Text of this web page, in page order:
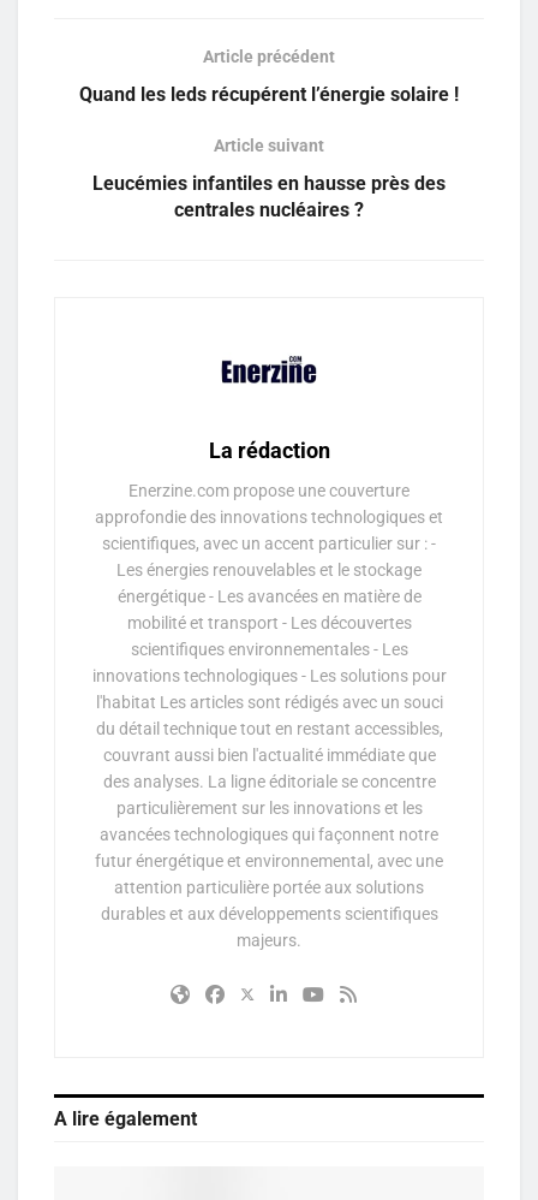
Article précédent
Quand les leds récupérent l’énergie solaire !
Article suivant
Leucémies infantiles en hausse près des
centrales nucléaires ?
La rédaction
Enerzine.com propose une couverture
approfondie des innovations technologiques et
scientifiques, avec un accent particulier sur : -
Les énergies renouvelables et le stockage
énergétique - Les avancées en matière de
mobilité et transport - Les découvertes
scientifiques environnementales - Les
innovations technologiques - Les solutions pour
l'habitat Les articles sont rédigés avec un souci
du détail technique tout en restant accessibles,
couvrant aussi bien l'actualité immédiate que
des analyses. La ligne éditoriale se concentre
particulièrement sur les innovations et les
avancées technologiques qui façonnent notre
futur énergétique et environnemental, avec une
attention particulière portée aux solutions
durables et aux développements scientifiques
majeurs.
A lire également